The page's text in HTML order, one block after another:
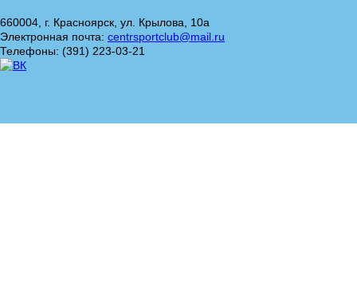
660004, г. Красноярск, ул. Крылова, 10а
Электронная почта: centrsportclub@mail.ru
Телефоны: (391) 223-03-21